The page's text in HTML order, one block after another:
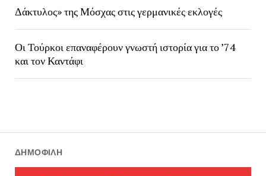
Δάκτυλος» της Μόσχας στις γερμανικές εκλογές
Οι Τούρκοι επαναφέρουν γνωστή ιστορία για το ’74
και τον Καντάφι
ΔΗΜΟΦΙΛΉ